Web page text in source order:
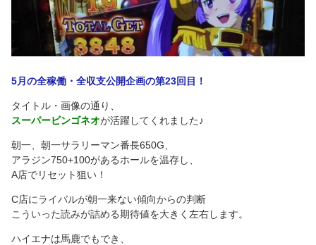
5月の全稼働・全収支公開企画の第23回目！
タイトル・画像の通り、
スーパービンゴネオが活躍してくれました♪
朝一、朝一サラリーマン番長650G、
アラジン750+100があるホールを温存し、
A店でリセット狙い！
C店にライバルが朝一来ない傾向からの判断
こういった読みが詰める期待値を大きく左右します。
ハイエナは馬鹿でもでき、